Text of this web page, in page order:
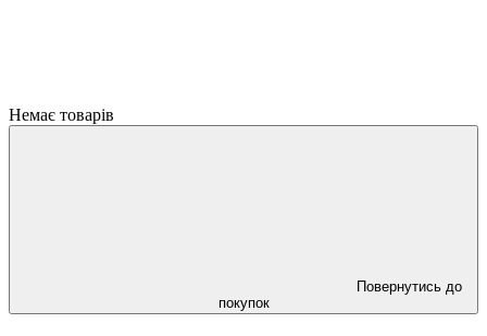
Немає товарів
Повернутись до
покупок